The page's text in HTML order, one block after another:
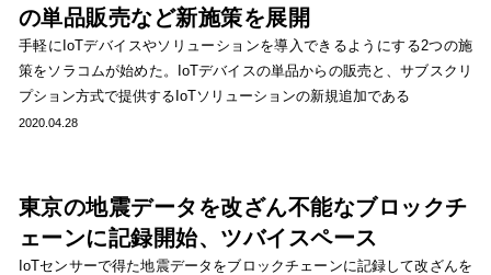
の単品販売など新施策を展開
手軽にIoTデバイスやソリューションを導入できるようにする2つの施
策をソラコムが始めた。IoTデバイスの単品からの販売と、サブスクリ
プション方式で提供するIoTソリューションの新規追加である
2020.04.28
東京の地震データを改ざん不能なブロックチ
ェーンに記録開始、ツバイスペース
IoTセンサーで得た地震データをブロックチェーンに記録して改ざんを